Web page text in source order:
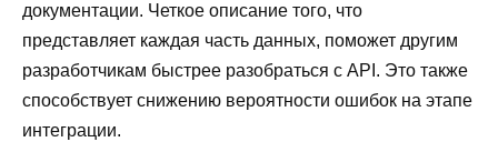
документации. Четкое описание того, что
представляет каждая часть данных, поможет другим
разработчикам быстрее разобраться с API. Это также
способствует снижению вероятности ошибок на этапе
интеграции.